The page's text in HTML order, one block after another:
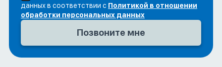
данных в соответствии с Политикой в отношении
обработки персональных данных